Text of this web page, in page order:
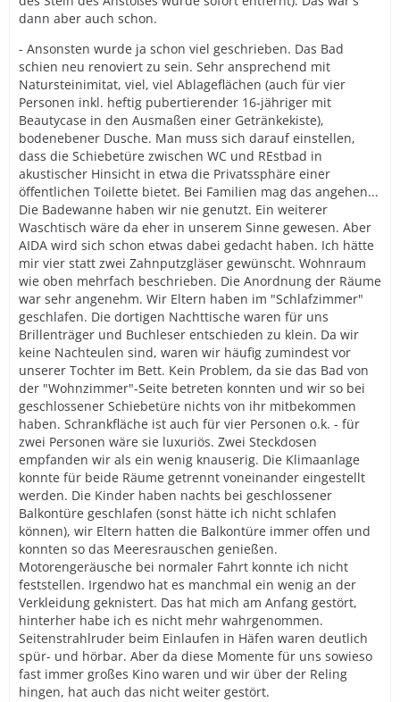
dann aber auch schon.
- Ansonsten wurde ja schon viel geschrieben. Das Bad
schien neu renoviert zu sein. Sehr ansprechend mit
Natursteinimitat, viel, viel Ablageflächen (auch für vier
Personen inkl. heftig pubertierender 16-jähriger mit
Beautycase in den Ausmaßen einer Getränkekiste),
bodenebener Dusche. Man muss sich darauf einstellen,
dass die Schiebetüre zwischen WC und REstbad in
akustischer Hinsicht in etwa die Privatssphäre einer
öffentlichen Toilette bietet. Bei Familien mag das angehen...
Die Badewanne haben wir nie genutzt. Ein weiterer
Waschtisch wäre da eher in unserem Sinne gewesen. Aber
AIDA wird sich schon etwas dabei gedacht haben. Ich hätte
mir vier statt zwei Zahnputzgläser gewünscht. Wohnraum
wie oben mehrfach beschrieben. Die Anordnung der Räume
war sehr angenehm. Wir Eltern haben im "Schlafzimmer"
geschlafen. Die dortigen Nachttische waren für uns
Brillenträger und Buchleser entschieden zu klein. Da wir
keine Nachteulen sind, waren wir häufig zumindest vor
unserer Tochter im Bett. Kein Problem, da sie das Bad von
der "Wohnzimmer"-Seite betreten konnten und wir so bei
geschlossener Schiebetüre nichts von ihr mitbekommen
haben. Schrankfläche ist auch für vier Personen o.k. - für
zwei Personen wäre sie luxuriös. Zwei Steckdosen
empfanden wir als ein wenig knauserig. Die Klimaanlage
konnte für beide Räume getrennt voneinander eingestellt
werden. Die Kinder haben nachts bei geschlossener
Balkontüre geschlafen (sonst hätte ich nicht schlafen
können), wir Eltern hatten die Balkontüre immer offen und
konnten so das Meeresrauschen genießen.
Motorengeräusche bei normaler Fahrt konnte ich nicht
feststellen. Irgendwo hat es manchmal ein wenig an der
Verkleidung geknistert. Das hat mich am Anfang gestört,
hinterher habe ich es nicht mehr wahrgenommen.
Seitenstrahlruder beim Einlaufen in Häfen waren deutlich
spür- und hörbar. Aber da diese Momente für uns sowieso
fast immer großes Kino waren und wir über der Reling
hingen, hat auch das nicht weiter gestört.